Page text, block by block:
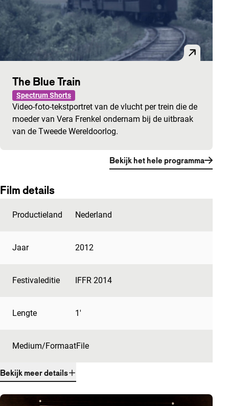
The Blue Train
Spectrum Shorts
Video-foto-tekstportret van de vlucht per trein die de
moeder van Vera Frenkel ondernam bij de uitbraak
van de Tweede Wereldoorlog.
Bekijk het hele programma
Film details
Productieland Nederland
Jaar 2012
Festivaleditie IFFR 2014
Lengte 1'
Medium/FormaatFile
Bekijk meer details